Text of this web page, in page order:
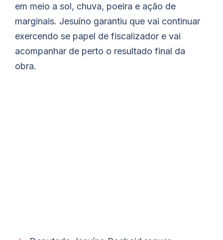
em meio a sol, chuva, poeira e ação de
marginais. Jesuíno garantiu que vai continuar
exercendo se papel de fiscalizador e vai
acompanhar de perto o resultado final da
obra.